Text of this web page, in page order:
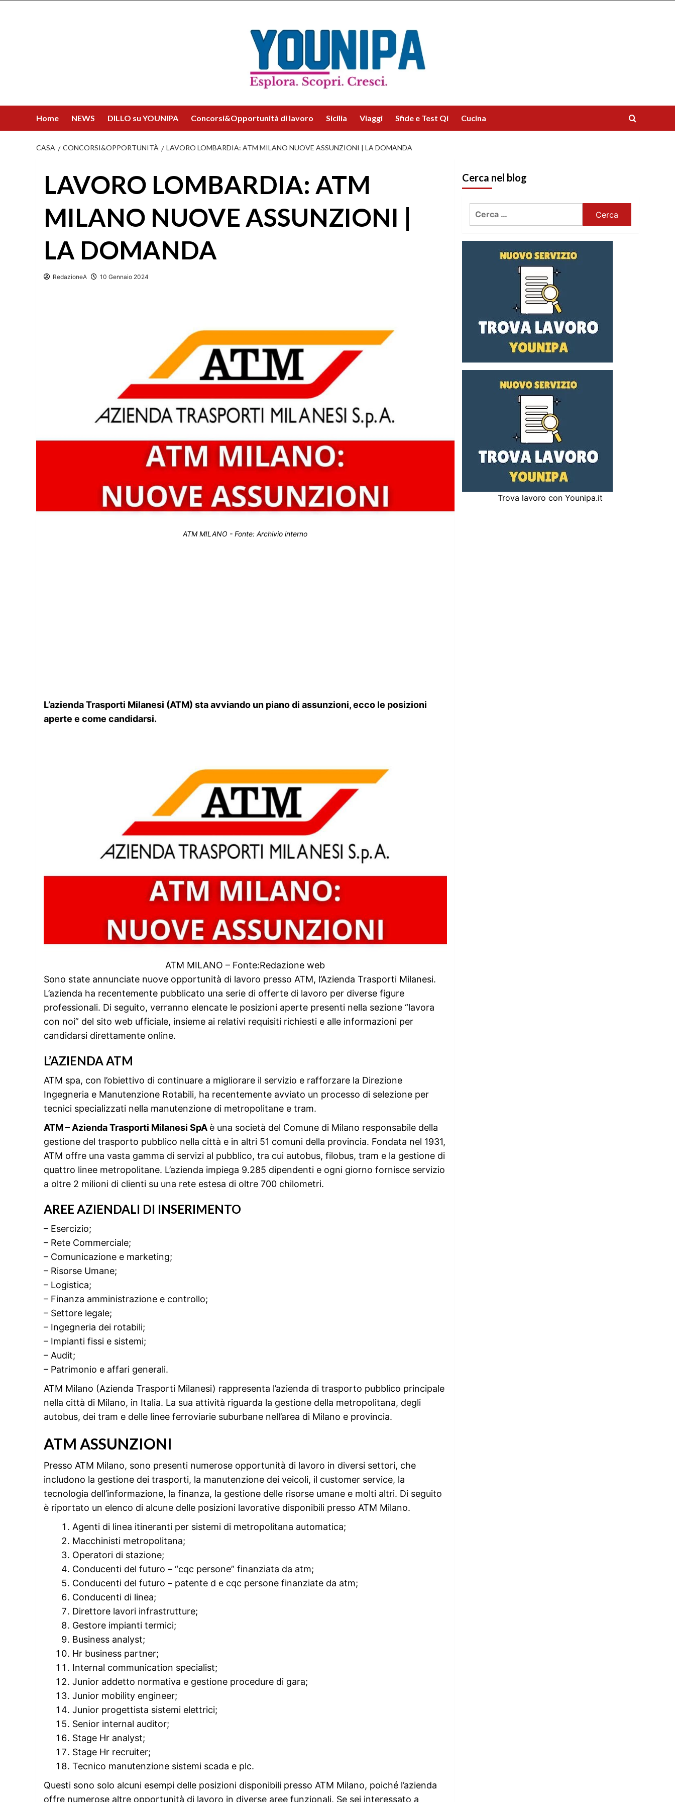
Home NEWS DILLO su YOUNIPA Concorsi&Opportunità di lavoro Sicilia Viaggi Sfide e Test Qi Cucina
CASA CONCORSI&OPPORTUNITÀ LAVORO LOMBARDIA: ATM MILANO NUOVE ASSUNZIONI | LA DOMANDA
LAVORO LOMBARDIA: ATM
MILANO NUOVE ASSUNZIONI |
LA DOMANDA
RedazioneA 10 Gennaio 2024
ATM MILANO - Fonte: Archivio interno
L’azienda Trasporti Milanesi (ATM) sta avviando un piano di assunzioni, ecco le posizioni
aperte e come candidarsi.
ATM MILANO – Fonte:Redazione web
Sono state annunciate nuove opportunità di lavoro presso ATM, l’Azienda Trasporti Milanesi.
L’azienda ha recentemente pubblicato una serie di offerte di lavoro per diverse figure
professionali. Di seguito, verranno elencate le posizioni aperte presenti nella sezione “lavora
con noi” del sito web ufficiale, insieme ai relativi requisiti richiesti e alle informazioni per
candidarsi direttamente online.
L’AZIENDA ATM
ATM spa, con l’obiettivo di continuare a migliorare il servizio e rafforzare la Direzione
Ingegneria e Manutenzione Rotabili, ha recentemente avviato un processo di selezione per
tecnici specializzati nella manutenzione di metropolitane e tram.
ATM – Azienda Trasporti Milanesi SpA è una società del Comune di Milano responsabile della
gestione del trasporto pubblico nella città e in altri 51 comuni della provincia. Fondata nel 1931,
ATM offre una vasta gamma di servizi al pubblico, tra cui autobus, filobus, tram e la gestione di
quattro linee metropolitane. L’azienda impiega 9.285 dipendenti e ogni giorno fornisce servizio
a oltre 2 milioni di clienti su una rete estesa di oltre 700 chilometri.
AREE AZIENDALI DI INSERIMENTO
– Esercizio;
– Rete Commerciale;
– Comunicazione e marketing;
– Risorse Umane;
– Logistica;
– Finanza amministrazione e controllo;
– Settore legale;
– Ingegneria dei rotabili;
– Impianti fissi e sistemi;
– Audit;
– Patrimonio e affari generali.
ATM Milano (Azienda Trasporti Milanesi) rappresenta l’azienda di trasporto pubblico principale
nella città di Milano, in Italia. La sua attività riguarda la gestione della metropolitana, degli
autobus, dei tram e delle linee ferroviarie suburbane nell’area di Milano e provincia.
ATM ASSUNZIONI
Presso ATM Milano, sono presenti numerose opportunità di lavoro in diversi settori, che
includono la gestione dei trasporti, la manutenzione dei veicoli, il customer service, la
tecnologia dell’informazione, la finanza, la gestione delle risorse umane e molti altri. Di seguito
è riportato un elenco di alcune delle posizioni lavorative disponibili presso ATM Milano.
Agenti di linea itineranti per sistemi di metropolitana automatica;
Macchinisti metropolitana;
Operatori di stazione;
Conducenti del futuro – “cqc persone” finanziata da atm;
Conducenti del futuro – patente d e cqc persone finanziate da atm;
Conducenti di linea;
Direttore lavori infrastrutture;
Gestore impianti termici;
Business analyst;
Hr business partner;
Internal communication specialist;
Junior addetto normativa e gestione procedure di gara;
Junior mobility engineer;
Junior progettista sistemi elettrici;
Senior internal auditor;
Stage Hr analyst;
Stage Hr recruiter;
Tecnico manutenzione sistemi scada e plc.
Questi sono solo alcuni esempi delle posizioni disponibili presso ATM Milano, poiché l’azienda
offre numerose altre opportunità di lavoro in diverse aree funzionali. Se sei interessato a
Cerca nel blog
Ricerca
Trova lavoro con Younipa.it